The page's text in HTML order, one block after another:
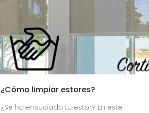
¿Cómo limpiar estores?
¿Se ha ensuciado tu estor? En este